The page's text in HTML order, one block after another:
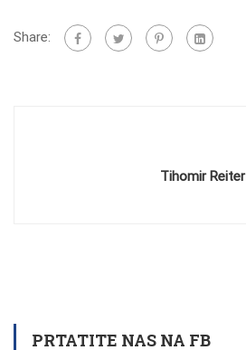
Share:
Tihomir Reiter
PRTATITE NAS NA FB